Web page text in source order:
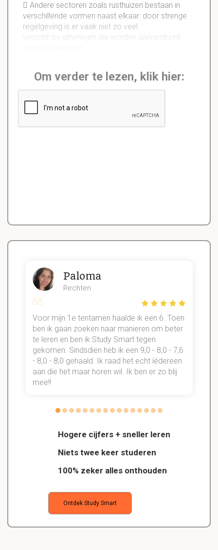
 Andere sectoren zoals rusthuizen bestaan in
verschillende vormen naast elkaar: door strenge
regelgeving is er vaak niet zo veel
verschil: bv atheneum die worden aangestuurd
Om verder te lezen, klik hier:
Hogere cijfers + sneller leren
Niets twee keer studeren
100% zeker alles onthouden
Ontdek Study Smart
Paloma
Rechten
Voor mijn 1e tentamen haalde ik een 6. Toen
ben ik gaan zoeken naar manieren om beter
te leren en ben ik Study Smart tegen
gekomen. Sindsdien heb ik een 9,0 - 8,0 - 7,6
- 8,0 - 8,0 gehaald. Ik raad het echt íédereen
aan die het maar horen wil. Ik ben er zo blij
mee!!